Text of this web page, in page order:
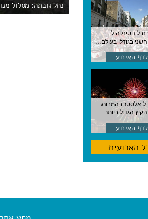
נוטינג היל
עם מוזיקה, תהלוכות ותחפושות. לונדון
לדף האירוע
אלסטר בהמבורג
ביותר בהמבורג, סוף אוגוסט, גרמניה
לדף האירוע
הארועים
נחל גובתה: מסלול